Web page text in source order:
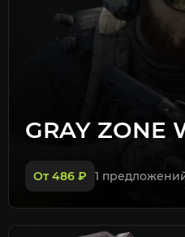
GRAY ZONE
От 486 ₽ 1